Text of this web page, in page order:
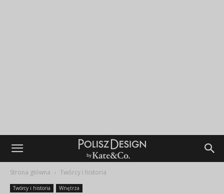
Strona główna Twórcy i historia
Twórcy i historia Wnętrza